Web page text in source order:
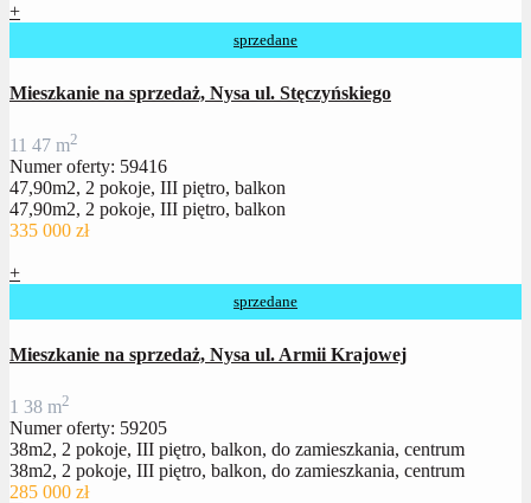
+
sprzedane
Mieszkanie na sprzedaż, Nysa ul. Stęczyńskiego
11 47 m2
Numer oferty: 59416
47,90m2, 2 pokoje, III piętro, balkon
47,90m2, 2 pokoje, III piętro, balkon
335 000 zł
+
sprzedane
Mieszkanie na sprzedaż, Nysa ul. Armii Krajowej
1 38 m2
Numer oferty: 59205
38m2, 2 pokoje, III piętro, balkon, do zamieszkania, centrum
38m2, 2 pokoje, III piętro, balkon, do zamieszkania, centrum
285 000 zł